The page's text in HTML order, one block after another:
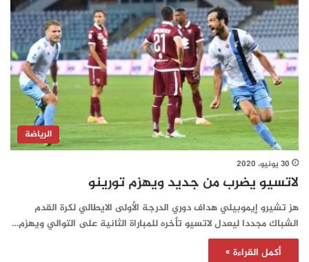
الرياضة
30 يونيو، 2020
لاتسيو يضرب من جديد ويهزم تورينو
هز تشيرو إيموبيلي هداف دوري الدرجة الأولى الايطالي لكرة القدم
الشباك مجددا ليعدل لاتسيو تأخره للمباراة الثانية على التوالي ويهزم…
أكمل القراءة »